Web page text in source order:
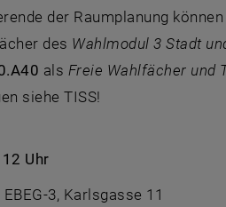
der Raumplanung
des Wahlmodul 3 Stadt
als Freie Wahlfächer und
siehe TISS!
Uhr
3, Karlsgasse 11